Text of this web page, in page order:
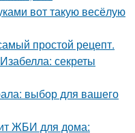
вот такую весёлую
простой рецепт.
секреты
выбор для вашего
ЖБИ для дома: